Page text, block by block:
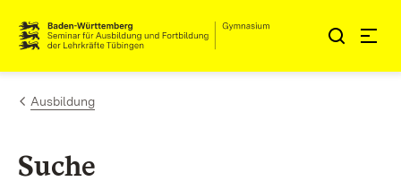
Zum Inhalt springen
Link zur Startseite
Ausbildung
Suche